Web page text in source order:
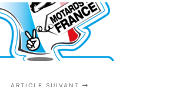
ARTICLE SUIVANT